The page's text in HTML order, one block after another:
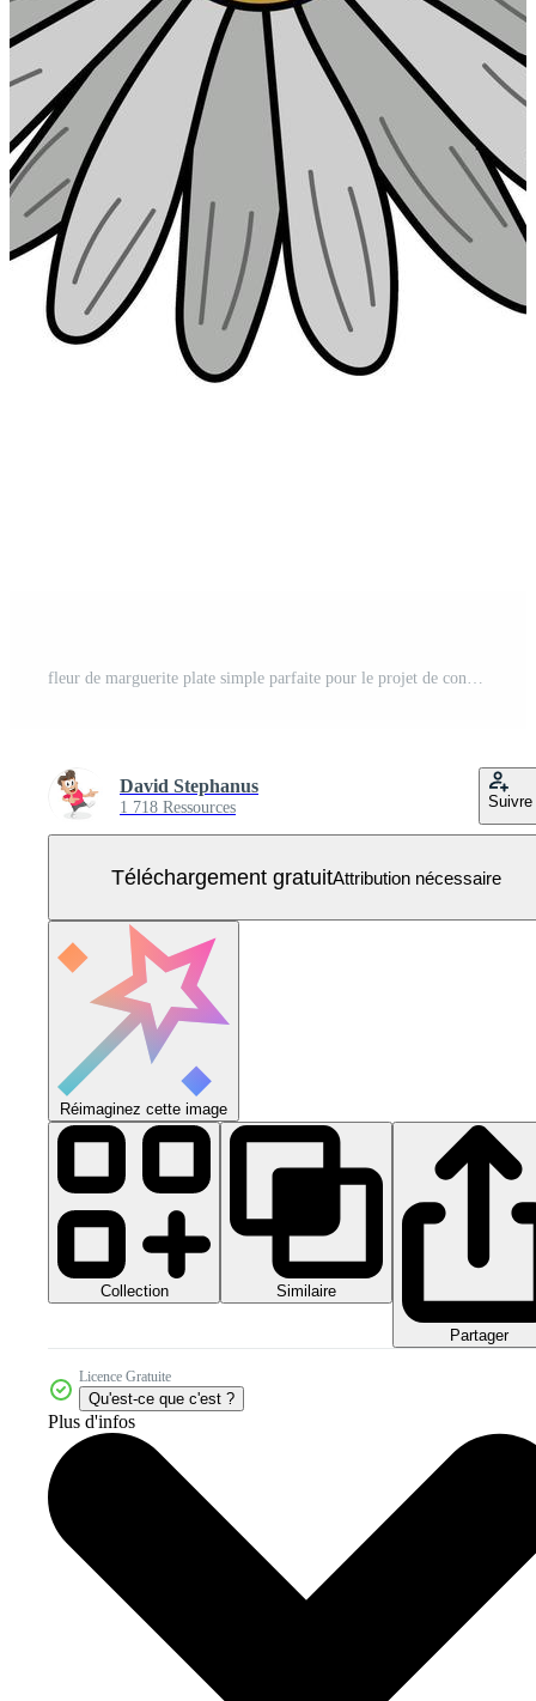
fleur de marguerite plate simple parfaite pour le projet de conception Vecteur Gratuit
David Stephanus
1 718 Ressources Suivre
Téléchargement gratuitAttribution nécessaire
Réimaginez cette image
Collection Similaire
Partager
Licence Gratuite
Qu'est-ce que c'est ?
Plus d'infos